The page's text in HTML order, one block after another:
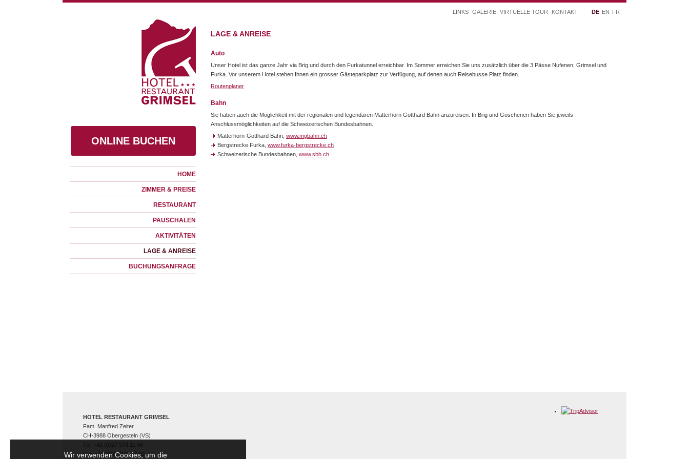
ONLINE BUCHEN
HOME
ZIMMER & PREISE
RESTAURANT
PAUSCHALEN
AKTIVITÄTEN
LAGE & ANREISE
BUCHUNGSANFRAGE
DE EN FR
LINKS GALERIE VIRTUELLE TOUR KONTAKT
LAGE & ANREISE
Auto
Unser Hotel ist das ganze Jahr via Brig und durch den Furkatunnel erreichbar. Im Sommer erreichen Sie uns zusätzlich über die 3 Pässe Nufenen, Grimsel und
Furka. Vor unserem Hotel stehen Ihnen ein grosser Gästeparkplatz zur Verfügung, auf denen auch Reisebusse Platz finden.
Routenplaner
Bahn
Sie haben auch die Möglichkeit mit der regionalen und legendären Matterhorn Gotthard Bahn anzureisen. In Brig und Göschenen haben Sie jeweils
Anschlussmöglichkeiten auf die Schweizerischen Bundesbahnen.
Matterhorn-Gotthard Bahn, www.mgbahn.ch
Bergstrecke Furka, www.furka-bergstrecke.ch
Schweizerische Bundesbahnen, www.sbb.ch
HOTEL RESTAURANT GRIMSEL
Fam. Manfred Zeiter
CH-3988 Obergesteln (VS)
Tel. +41 (0)27 973 11 56
Fax +41 (0)27 973 17 50
Wir verwenden Cookies, um die